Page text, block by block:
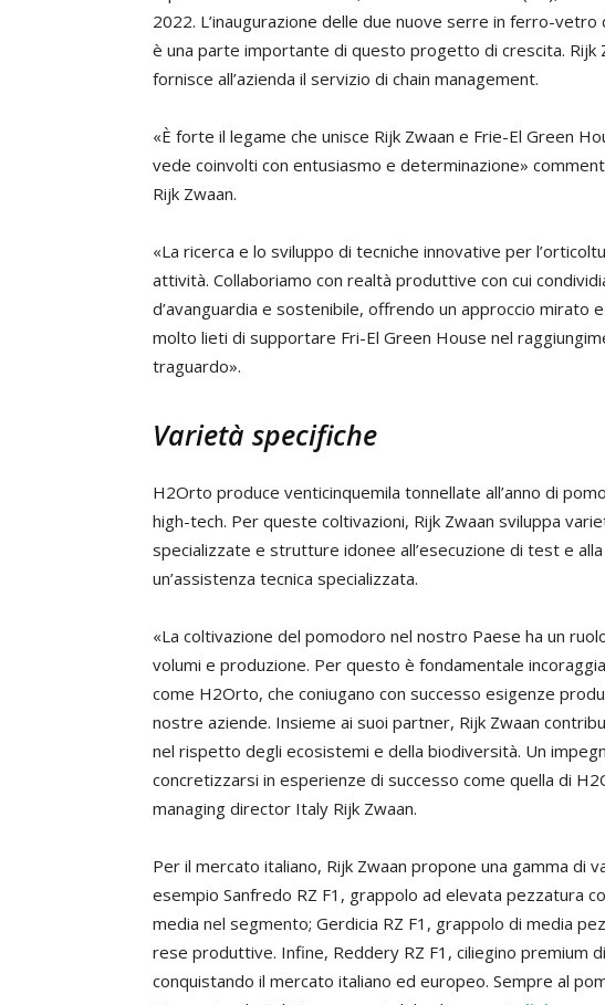
2022. L’inaugurazione delle due nuove serre in ferro-
è una parte importante di questo progetto di crescita.
fornisce all’azienda il servizio di chain management.
«È forte il legame che unisce Rijk Zwaan e Frie-El Green
vede coinvolti con entusiasmo e determinazione»
Rijk Zwaan.
«La ricerca e lo sviluppo di tecniche innovative per
attività. Collaboriamo con realtà produttive con cui
d’avanguardia e sostenibile, offrendo un approccio mirato
molto lieti di supportare Fri-El Green House nel
traguardo».
Varietà specifiche
H2Orto produce venticinquemila tonnellate all’anno di
high-tech. Per queste coltivazioni, Rijk Zwaan sviluppa
specializzate e strutture idonee all’esecuzione di test e
un’assistenza tecnica specializzata.
«La coltivazione del pomodoro nel nostro Paese ha un
volumi e produzione. Per questo è fondamentale
come H2Orto, che coniugano con successo esigenze
nostre aziende. Insieme ai suoi partner, Rijk Zwaan
nel rispetto degli ecosistemi e della biodiversità. Un
concretizzarsi in esperienze di successo come quella di
managing director Italy Rijk Zwaan.
Per il mercato italiano, Rijk Zwaan propone una gamma di
esempio Sanfredo RZ F1, grappolo ad elevata pezzatura
media nel segmento; Gerdicia RZ F1, grappolo di media
rese produttive. Infine, Reddery RZ F1, ciliegino premium
conquistando il mercato italiano ed europeo. Sempre al